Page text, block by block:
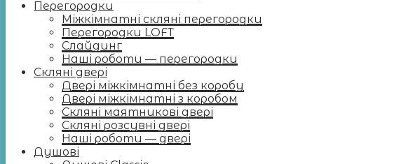
Перегородки
Міжкімнатні скляні перегородки
Перегородки LOFT
Слайдинг
Наші роботи — перегородки
Скляні двері
Двері міжкімнатні без коробу
Двері міжкімнатні з коробом
Скляні маятникові двері
Скляні розсувні двері
Наші роботи — двері
Душові